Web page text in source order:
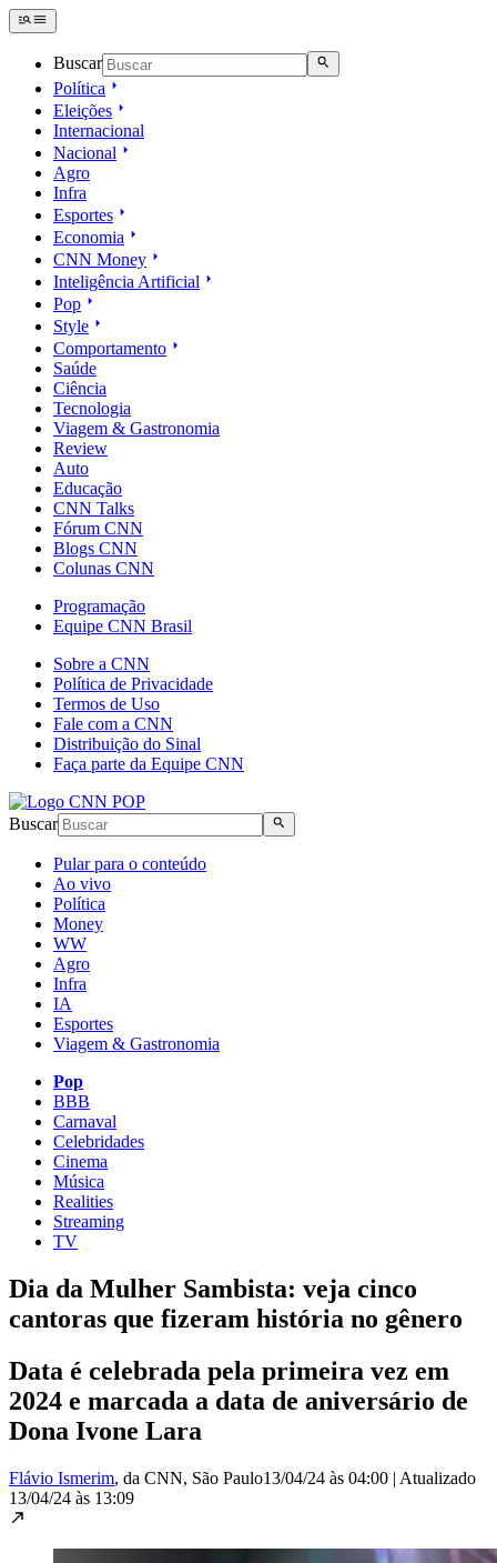
Buscar
Política
Eleições
Internacional
Nacional
Agro
Infra
Esportes
Economia
CNN Money
Inteligência Artificial
Pop
Style
Comportamento
Saúde
Ciência
Tecnologia
Viagem & Gastronomia
Review
Auto
Educação
CNN Talks
Fórum CNN
Blogs CNN
Colunas CNN
Programação
Equipe CNN Brasil
Sobre a CNN
Política de Privacidade
Termos de Uso
Fale com a CNN
Distribuição do Sinal
Faça parte da Equipe CNN
Buscar
Pular para o conteúdo
Ao vivo
Política
Money
WW
Agro
Infra
IA
Esportes
Viagem & Gastronomia
Pop
BBB
Carnaval
Celebridades
Cinema
Música
Realities
Streaming
TV
Dia da Mulher Sambista: veja cinco
cantoras que fizeram história no gênero
Data é celebrada pela primeira vez em
2024 e marcada a data de aniversário de
Dona Ivone Lara
Flávio Ismerim, da CNN, São Paulo13/04/24 às 04:00 | Atualizado
13/04/24 às 13:09